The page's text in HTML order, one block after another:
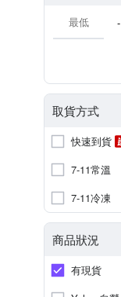
-
取貨方式
快速到貨
7-11常溫
7-11冷凍
商品狀況
有現貨